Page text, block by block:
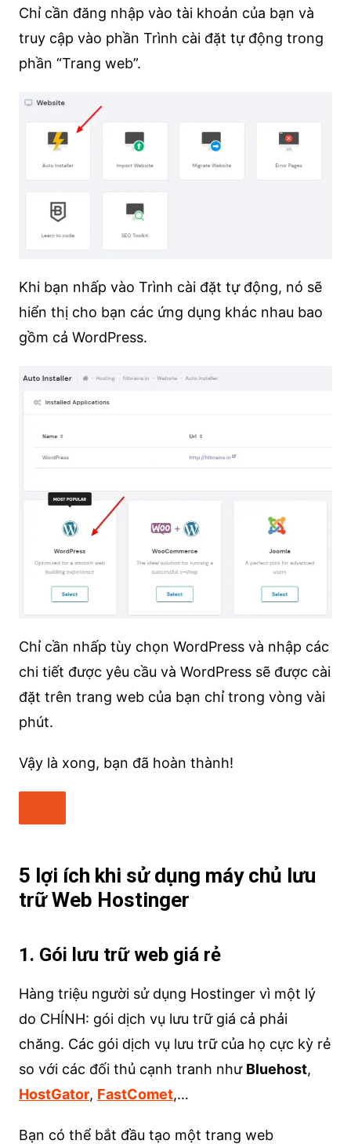
Chỉ cần đăng nhập vào tài khoản của bạn và
truy cập vào phần Trình cài đặt tự động trong
phần “Trang web”.
Khi bạn nhấp vào Trình cài đặt tự động, nó sẽ
hiển thị cho bạn các ứng dụng khác nhau bao
gồm cả WordPress.
Chỉ cần nhấp tùy chọn WordPress và nhập các
chi tiết được yêu cầu và WordPress sẽ được cài
đặt trên trang web của bạn chỉ trong vòng vài
phút.
Vậy là xong, bạn đã hoàn thành!
5 lợi ích khi sử dụng máy chủ lưu
trữ Web Hostinger
1. Gói lưu trữ web giá rẻ
Hàng triệu người sử dụng Hostinger vì một lý
do CHÍNH: gói dịch vụ lưu trữ giá cả phải
chăng. Các gói dịch vụ lưu trữ của họ cực kỳ rẻ
so với các đối thủ cạnh tranh như Bluehost,
HostGator, FastComet,…
Bạn có thể bắt đầu tạo một trang web